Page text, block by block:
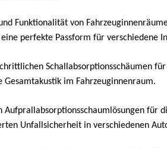
Funktionalität von
perfekte Passform für verschiedene
Schallabsorptionsschäumen
im Fahrzeuginnenraum.
Aufprallabsorptionsschaumlösungen für
Unfallsicherheit in verschiedenen